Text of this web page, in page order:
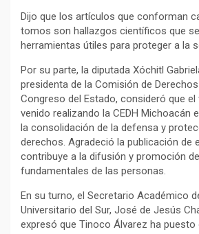
Dijo que los artículos que conforman
tomos son hallazgos científicos que
herramientas útiles para proteger a la
Por su parte, la diputada Xóchitl
presidenta de la Comisión de
Congreso del Estado, consideró que el
venido realizando la CEDH Michoacán
la consolidación de la defensa y
derechos. Agradeció la publicación de
contribuye a la difusión y promoción
fundamentales de las personas.
En su turno, el Secretario Académico
Universitario del Sur, José de Jesús
expresó que Tinoco Álvarez ha